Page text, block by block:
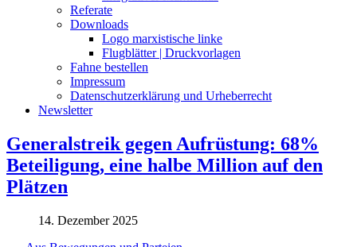
Referate
Downloads
Logo marxistische linke
Flugblätter | Druckvorlagen
Fahne bestellen
Impressum
Datenschutzerklärung und Urheberrecht
Newsletter
Generalstreik gegen Aufrüstung: 68%
Beteiligung, eine halbe Million auf den
Plätzen
14. Dezember 2025